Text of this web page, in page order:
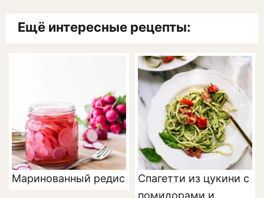
Ещё интересные рецепты:
Маринованный редис
Спагетти из цукини с